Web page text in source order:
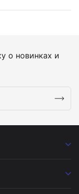
о новинках и